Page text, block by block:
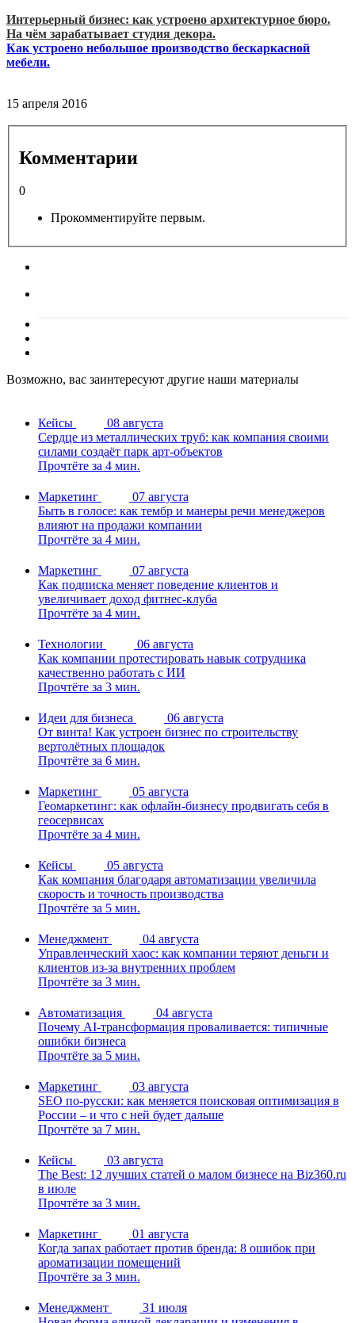
Интерьерный бизнес: как устроено архитектурное бюро.
На чём зарабатывает студия декора.
Как устроено небольшое производство бескаркасной
мебели.
15 апреля 2016
Комментарии
0
Прокомментируйте первым.
Возможно, вас заинтересуют другие наши материалы
Кейсы
08 августа
Сердце из металлических труб: как компания своими
силами создаёт парк арт-объектов
Прочтёте за 4 мин.
Маркетинг
07 августа
Быть в голосе: как тембр и манеры речи менеджеров
влияют на продажи компании
Прочтёте за 4 мин.
Маркетинг
07 августа
Как подписка меняет поведение клиентов и
увеличивает доход фитнес-клуба
Прочтёте за 4 мин.
Технологии
06 августа
Как компании протестировать навык сотрудника
качественно работать с ИИ
Прочтёте за 3 мин.
Идеи для бизнеса
06 августа
От винта! Как устроен бизнес по строительству
вертолётных площадок
Прочтёте за 6 мин.
Маркетинг
05 августа
Геомаркетинг: как офлайн-бизнесу продвигать себя в
геосервисах
Прочтёте за 4 мин.
Кейсы
05 августа
Как компания благодаря автоматизации увеличила
скорость и точность производства
Прочтёте за 5 мин.
Менеджмент
04 августа
Управленческий хаос: как компании теряют деньги и
клиентов из-за внутренних проблем
Прочтёте за 3 мин.
Автоматизация
04 августа
Почему AI-трансформация проваливается: типичные
ошибки бизнеса
Прочтёте за 5 мин.
Маркетинг
03 августа
SEO по-русски: как меняется поисковая оптимизация в
России – и что с ней будет дальше
Прочтёте за 7 мин.
Кейсы
03 августа
The Best: 12 лучших статей о малом бизнесе на Biz360.ru
в июле
Прочтёте за 3 мин.
Маркетинг
01 августа
Когда запах работает против бренда: 8 ошибок при
ароматизации помещений
Прочтёте за 3 мин.
Менеджмент
31 июля